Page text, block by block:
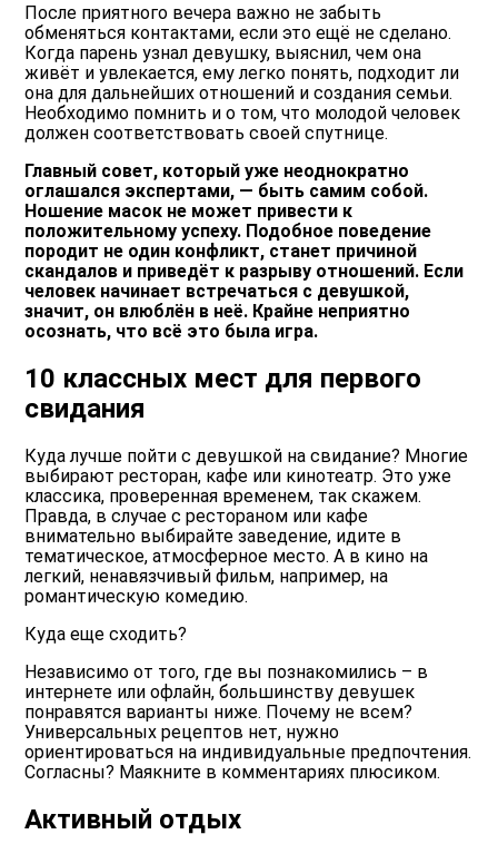
После приятного вечера важно не забыть
обменяться контактами, если это ещё не сделано.
Когда парень узнал девушку, выяснил, чем она
живёт и увлекается, ему легко понять, подходит ли
она для дальнейших отношений и создания семьи.
Необходимо помнить и о том, что молодой человек
должен соответствовать своей спутнице.
Главный совет, который уже неоднократно
оглашался экспертами, — быть самим собой.
Ношение масок не может привести к
положительному успеху. Подобное поведение
породит не один конфликт, станет причиной
скандалов и приведёт к разрыву отношений. Если
человек начинает встречаться с девушкой,
значит, он влюблён в неё. Крайне неприятно
осознать, что всё это была игра.
10 классных мест для первого
свидания
Куда лучше пойти с девушкой на свидание? Многие
выбирают ресторан, кафе или кинотеатр. Это уже
классика, проверенная временем, так скажем.
Правда, в случае с рестораном или кафе
внимательно выбирайте заведение, идите в
тематическое, атмосферное место. А в кино на
легкий, ненавязчивый фильм, например, на
романтическую комедию.
Куда еще сходить?
Независимо от того, где вы познакомились – в
интернете или офлайн, большинству девушек
понравятся варианты ниже. Почему не всем?
Универсальных рецептов нет, нужно
ориентироваться на индивидуальные предпочтения.
Согласны? Маякните в комментариях плюсиком.
Активный отдых